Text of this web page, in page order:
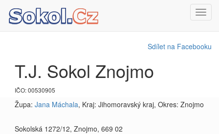
Sdílet na Facebooku
T.J. Sokol Znojmo
IČO: 00530905
Župa: Jana Máchala, Kraj: Jihomoravský kraj, Okres: Znojmo
Sokolská 1272/12, Znojmo, 669 02